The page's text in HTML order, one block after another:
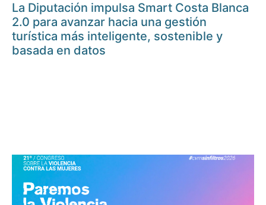
La Diputación impulsa Smart Costa Blanca
2.0 para avanzar hacia una gestión
turística más inteligente, sostenible y
basada en datos